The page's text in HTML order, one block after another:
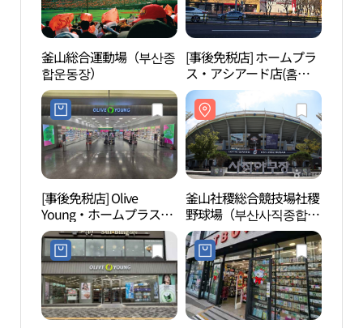
釜山総合運動場（부산종
합운동장）
[事後免税店] ホームプラ
ス・アシアード店(홈플
러스 아시아드점)
[事後免税店] Olive
Young・ホームプラスア
シアード店(올리브영 홈
플러스아시아드점)
釜山社稷総合競技場社稷
野球場（부산사직종합운
동장 사직야구장）